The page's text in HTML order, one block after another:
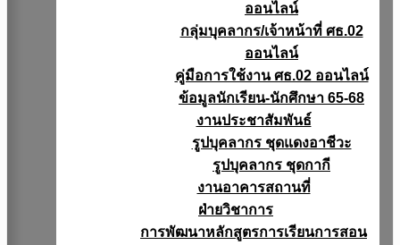
ออนไลน์
กลุ่มบุคลากร/เจ้าหน้าที่ ศธ.02
ออนไลน์
คู่มือการใช้งาน ศธ.02 ออนไลน์
ข้อมูลนักเรียน-นักศึกษา 65-68
งานประชาสัมพันธ์
รูปบุคลากร ชุดแดงอาชีวะ
รูปบุคลากร ชุดกากี
งานอาคารสถานที่
ฝ่ายวิชาการ
การพัฒนาหลักสูตรการเรียนการสอน